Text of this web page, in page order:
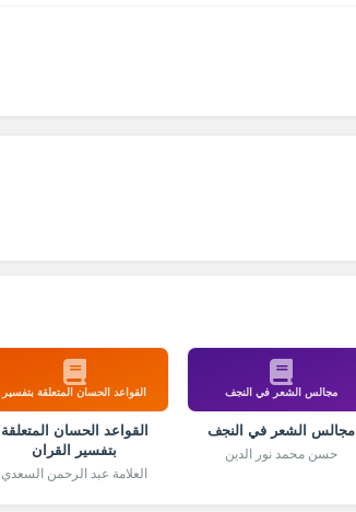
مجالس الشعر في النجف
مجالس الشعر في النجف
حسن محمد نور الدين
القواعد الحسان المتعلقة بتفسير
القواعد الحسان المتعلقة
بتفسير القران
العلامة عبد الرحمن السعدي